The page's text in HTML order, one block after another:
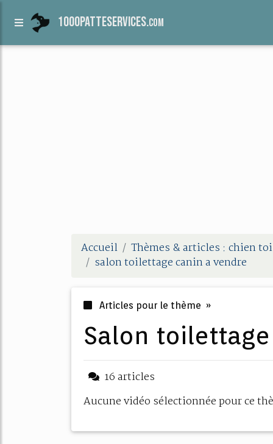
1000patteservices.com
Accueil Thèmes & articles : chien
salon toilettage canin a vendre
Articles pour le thème »
salon
16 articles
Aucune vidéo sélectionnée pour ce